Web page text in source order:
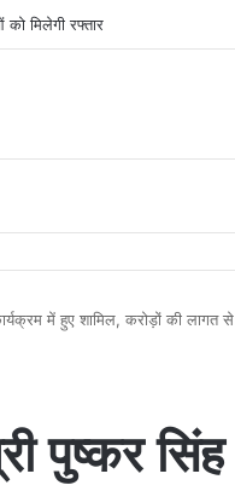
करेंगे सम्मानित
में हुए शामिल, करोड़ों की लागत से
पुष्कर सिंह